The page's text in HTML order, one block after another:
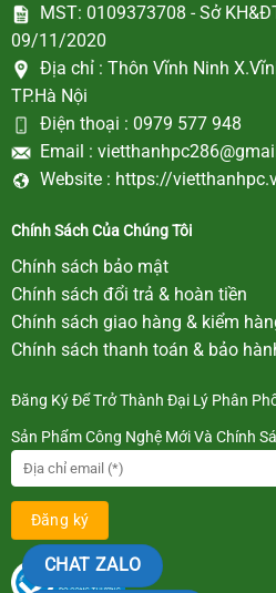
MST: 0109373708 - Sở
09/11/2020
Địa chỉ : Thôn Vĩnh Ninh
TP.Hà Nội
Điện thoại : 0979 577 948
Email :
Website : https://
Chính Sách Của Chúng Tôi
Chính sách bảo mật
Chính sách đổi trả & hoàn tiền
Chính sách giao hàng & kiểm
Chính sách thanh toán & bảo
Đăng Ký Để Trở Thành Đại Lý Phân
Sản Phẩm Công Nghệ Mới Và Chính
CHAT ZALO